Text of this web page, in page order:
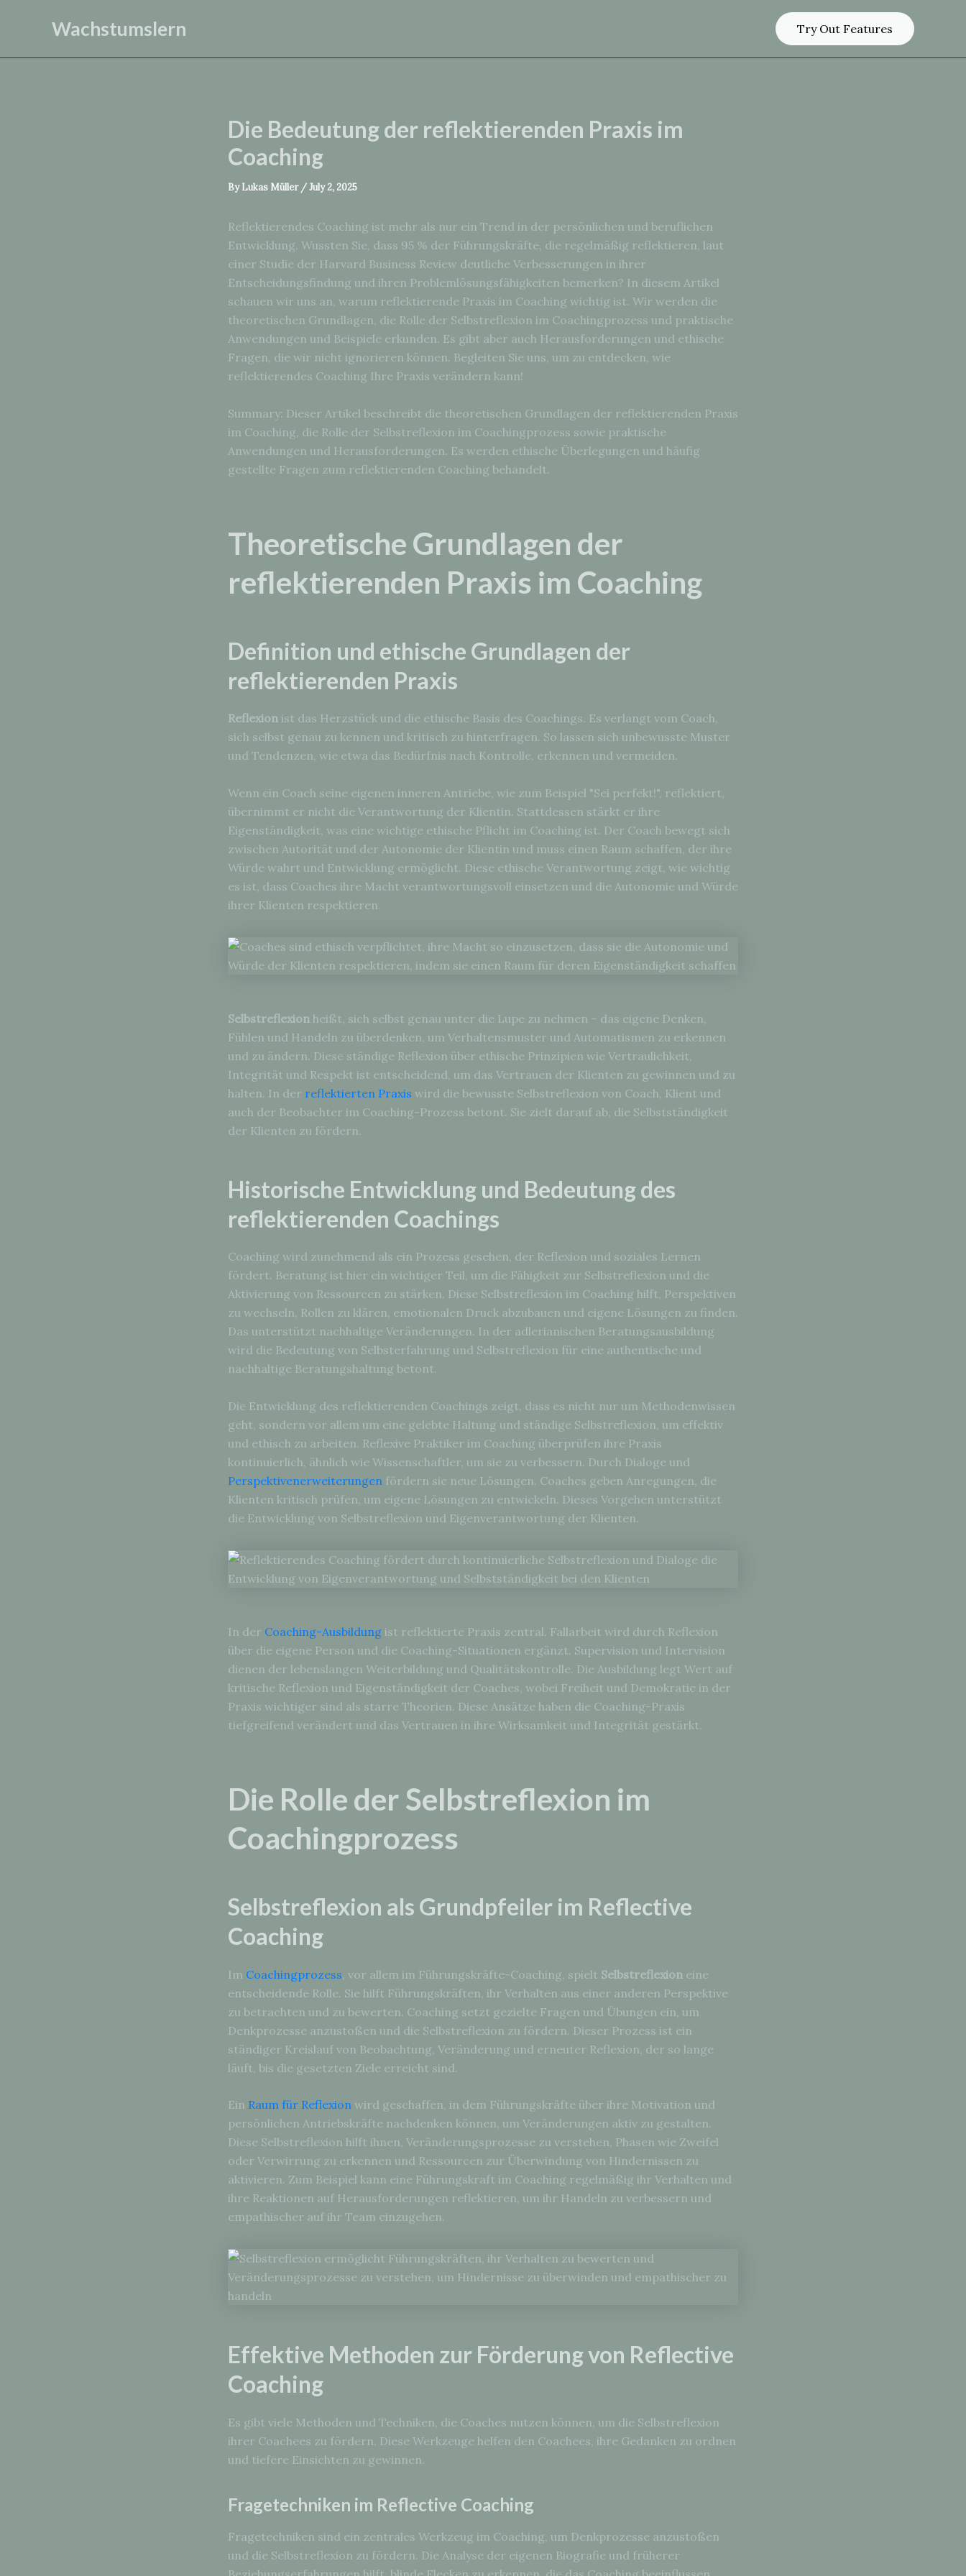
Wachstumslern Try Out Features
Die Bedeutung der reflektierenden Praxis im
Coaching
ByLukas Müller /July 2, 2025
Reflektierendes Coaching ist mehr als nur ein Trend in der persönlichen und beruflichen
Entwicklung. Wussten Sie, dass 95 % der Führungskräfte, die regelmäßig reflektieren, laut
einer Studie der Harvard Business Review deutliche Verbesserungen in ihrer
Entscheidungsfindung und ihren Problemlösungsfähigkeiten bemerken? In diesem Artikel
schauen wir uns an, warum reflektierende Praxis im Coaching wichtig ist. Wir werden die
theoretischen Grundlagen, die Rolle der Selbstreflexion im Coachingprozess und praktische
Anwendungen und Beispiele erkunden. Es gibt aber auch Herausforderungen und ethische
Fragen, die wir nicht ignorieren können. Begleiten Sie uns, um zu entdecken, wie
reflektierendes Coaching Ihre Praxis verändern kann!
Summary: Dieser Artikel beschreibt die theoretischen Grundlagen der reflektierenden Praxis
im Coaching, die Rolle der Selbstreflexion im Coachingprozess sowie praktische
Anwendungen und Herausforderungen. Es werden ethische Überlegungen und häufig
gestellte Fragen zum reflektierenden Coaching behandelt.
Theoretische Grundlagen der
reflektierenden Praxis im Coaching
Definition und ethische Grundlagen der
reflektierenden Praxis
Reflexion ist das Herzstück und die ethische Basis des Coachings. Es verlangt vom Coach,
sich selbst genau zu kennen und kritisch zu hinterfragen. So lassen sich unbewusste Muster
und Tendenzen, wie etwa das Bedürfnis nach Kontrolle, erkennen und vermeiden.
Wenn ein Coach seine eigenen inneren Antriebe, wie zum Beispiel "Sei perfekt!", reflektiert,
übernimmt er nicht die Verantwortung der Klientin. Stattdessen stärkt er ihre
Eigenständigkeit, was eine wichtige ethische Pflicht im Coaching ist. Der Coach bewegt sich
zwischen Autorität und der Autonomie der Klientin und muss einen Raum schaffen, der ihre
Würde wahrt und Entwicklung ermöglicht. Diese ethische Verantwortung zeigt, wie wichtig
es ist, dass Coaches ihre Macht verantwortungsvoll einsetzen und die Autonomie und Würde
ihrer Klienten respektieren.
Selbstreflexion heißt, sich selbst genau unter die Lupe zu nehmen – das eigene Denken,
Fühlen und Handeln zu überdenken, um Verhaltensmuster und Automatismen zu erkennen
und zu ändern. Diese ständige Reflexion über ethische Prinzipien wie Vertraulichkeit,
Integrität und Respekt ist entscheidend, um das Vertrauen der Klienten zu gewinnen und zu
halten. In der reflektierten Praxis wird die bewusste Selbstreflexion von Coach, Klient und
auch der Beobachter im Coaching-Prozess betont. Sie zielt darauf ab, die Selbstständigkeit
der Klienten zu fördern.
Historische Entwicklung und Bedeutung des
reflektierenden Coachings
Coaching wird zunehmend als ein Prozess gesehen, der Reflexion und soziales Lernen
fördert. Beratung ist hier ein wichtiger Teil, um die Fähigkeit zur Selbstreflexion und die
Aktivierung von Ressourcen zu stärken. Diese Selbstreflexion im Coaching hilft, Perspektiven
zu wechseln, Rollen zu klären, emotionalen Druck abzubauen und eigene Lösungen zu finden.
Das unterstützt nachhaltige Veränderungen. In der adlerianischen Beratungsausbildung
wird die Bedeutung von Selbsterfahrung und Selbstreflexion für eine authentische und
nachhaltige Beratungshaltung betont.
Die Entwicklung des reflektierenden Coachings zeigt, dass es nicht nur um Methodenwissen
geht, sondern vor allem um eine gelebte Haltung und ständige Selbstreflexion, um effektiv
und ethisch zu arbeiten. Reflexive Praktiker im Coaching überprüfen ihre Praxis
kontinuierlich, ähnlich wie Wissenschaftler, um sie zu verbessern. Durch Dialoge und
Perspektivenerweiterungen fördern sie neue Lösungen. Coaches geben Anregungen, die
Klienten kritisch prüfen, um eigene Lösungen zu entwickeln. Dieses Vorgehen unterstützt
die Entwicklung von Selbstreflexion und Eigenverantwortung der Klienten.
In der Coaching-Ausbildung ist reflektierte Praxis zentral. Fallarbeit wird durch Reflexion
über die eigene Person und die Coaching-Situationen ergänzt. Supervision und Intervision
dienen der lebenslangen Weiterbildung und Qualitätskontrolle. Die Ausbildung legt Wert auf
kritische Reflexion und Eigenständigkeit der Coaches, wobei Freiheit und Demokratie in der
Praxis wichtiger sind als starre Theorien. Diese Ansätze haben die Coaching-Praxis
tiefgreifend verändert und das Vertrauen in ihre Wirksamkeit und Integrität gestärkt.
Die Rolle der Selbstreflexion im
Coachingprozess
Selbstreflexion als Grundpfeiler im Reflective
Coaching
Im Coachingprozess , vor allem im Führungskräfte-Coaching, spielt Selbstreflexion eine
entscheidende Rolle. Sie hilft Führungskräften, ihr Verhalten aus einer anderen Perspektive
zu betrachten und zu bewerten. Coaching setzt gezielte Fragen und Übungen ein, um
Denkprozesse anzustoßen und die Selbstreflexion zu fördern. Dieser Prozess ist ein
ständiger Kreislauf von Beobachtung, Veränderung und erneuter Reflexion, der so lange
läuft, bis die gesetzten Ziele erreicht sind.
Ein Raum für Reflexion wird geschaffen, in dem Führungskräfte über ihre Motivation und
persönlichen Antriebskräfte nachdenken können, um Veränderungen aktiv zu gestalten.
Diese Selbstreflexion hilft ihnen, Veränderungsprozesse zu verstehen, Phasen wie Zweifel
oder Verwirrung zu erkennen und Ressourcen zur Überwindung von Hindernissen zu
aktivieren. Zum Beispiel kann eine Führungskraft im Coaching regelmäßig ihr Verhalten und
ihre Reaktionen auf Herausforderungen reflektieren, um ihr Handeln zu verbessern und
empathischer auf ihr Team einzugehen.
Effektive Methoden zur Förderung von Reflective
Coaching
Es gibt viele Methoden und Techniken, die Coaches nutzen können, um die Selbstreflexion
ihrer Coachees zu fördern. Diese Werkzeuge helfen den Coachees, ihre Gedanken zu ordnen
und tiefere Einsichten zu gewinnen.
Fragetechniken im Reflective Coaching
Fragetechniken sind ein zentrales Werkzeug im Coaching, um Denkprozesse anzustoßen
und die Selbstreflexion zu fördern. Die Analyse der eigenen Biografie und früherer